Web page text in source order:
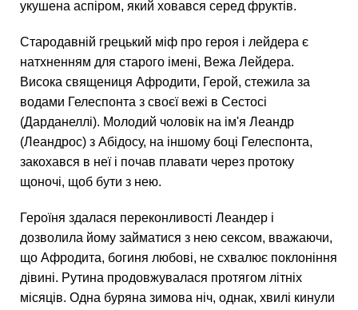
укушена аспіром, який ховався серед фруктів.
Стародавній грецький міф про героя і лейдера є
натхненням для старого імені, Вежа Лейдера.
Висока священиця Афродити, Герой, стежила за
водами Гелеспонта з своєї вежі в Сестосі
(Дарданеллі). Молодий чоловік на ім'я Леандр
(Леандрос) з Абідосу, на іншому боці Гелеспонта,
закохався в неї і почав плавати через протоку
щоночі, щоб бути з нею.
Героїня здалася переконливості Леандер і
дозволила йому займатися з нею сексом, вважаючи,
що Афродита, богиня любові, не схвалює поклоніння
дівині. Рутина продовжувалася протягом літніх
місяців. Одна буряна зимова ніч, однак, хвилі кинули